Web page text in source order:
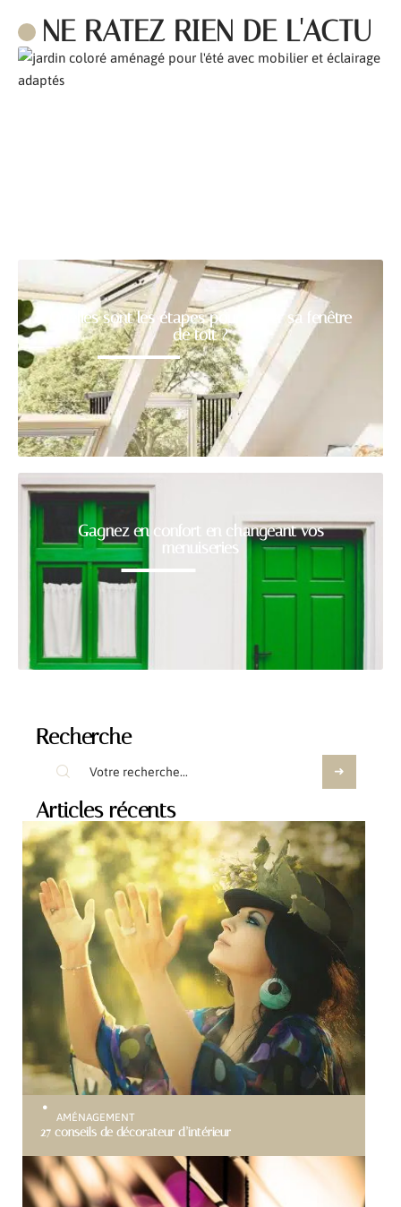
NE RATEZ RIEN DE L'ACTU
Quelles sont les étapes pour poser sa fenêtre
de toit ?
Gagnez en confort en changeant vos
menuiseries
Recherche
Articles récents
AMÉNAGEMENT
27 conseils de décorateur d’intérieur